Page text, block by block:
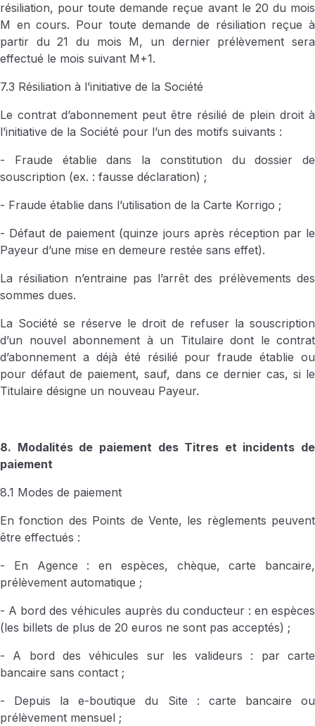
résiliation, pour toute demande reçue avant le 20 du mois
M en cours. Pour toute demande de résiliation reçue à
partir du 21 du mois M, un dernier prélèvement sera
effectué le mois suivant M+1.
7.3 Résiliation à l’initiative de la Société
Le contrat d’abonnement peut être résilié de plein droit à
l’initiative de la Société pour l’un des motifs suivants :
- Fraude établie dans la constitution du dossier de
souscription (ex. : fausse déclaration) ;
- Fraude établie dans l’utilisation de la Carte Korrigo ;
- Défaut de paiement (quinze jours après réception par le
Payeur d’une mise en demeure restée sans effet).
La résiliation n’entraine pas l’arrêt des prélèvements des
sommes dues.
La Société se réserve le droit de refuser la souscription
d’un nouvel abonnement à un Titulaire dont le contrat
d’abonnement a déjà été résilié pour fraude établie ou
pour défaut de paiement, sauf, dans ce dernier cas, si le
Titulaire désigne un nouveau Payeur.
8. Modalités de paiement des Titres et incidents de
paiement
8.1 Modes de paiement
En fonction des Points de Vente, les règlements peuvent
être effectués :
- En Agence : en espèces, chèque, carte bancaire,
prélèvement automatique ;
- A bord des véhicules auprès du conducteur : en espèces
(les billets de plus de 20 euros ne sont pas acceptés) ;
- A bord des véhicules sur les valideurs : par carte
bancaire sans contact ;
- Depuis la e-boutique du Site : carte bancaire ou
prélèvement mensuel ;